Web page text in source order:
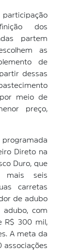
dos
partem
as
de
dessas
meio de
preço,
programada
Direto na
Duro, que
seis
carretas
de adubo
com
R$ 300 mil,
A meta da